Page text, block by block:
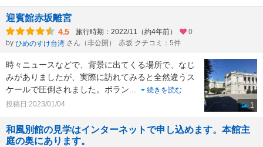
迎賓館赤坂離宮
4.5 旅行時期：2022/11（約4年前）
0
by ひめのすけ台湾 さん（非公開） 赤坂 クチコミ：5件
時々ニュースなどで、背景に出てくる場所で、なじ
みがありましたが、実際に訪れてみると全然違うス
ケールで圧倒されました。ボラン
続きを読む
投稿日:2023/01/04
1
和風別館の見学はインターネットで申し込めます。本館主
庭の奥にあります。